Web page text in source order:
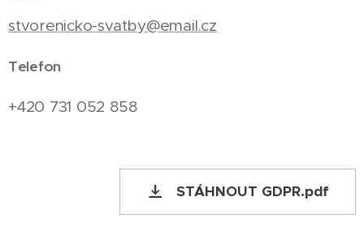
stvorenicko-svatby@email.cz
Telefon
+420 731 052 858
STÁHNOUT GDPR.pdf